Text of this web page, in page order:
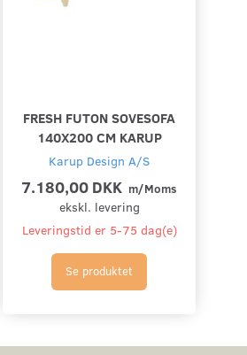
FRESH FUTON SOVESOFA
140X200 CM KARUP
Karup Design A/S
7.180,00 DKK m/Moms
ekskl. levering
Leveringstid er 5-75 dag(e)
Se produktet